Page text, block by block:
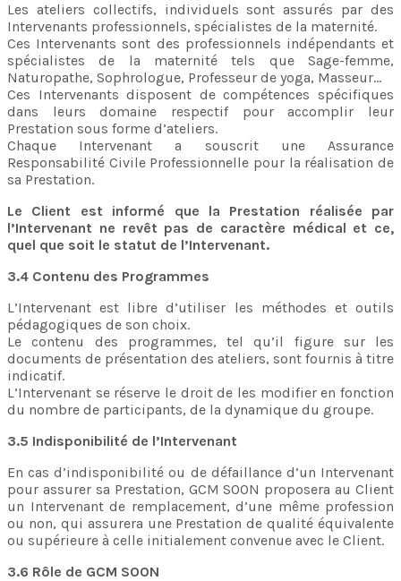
Les ateliers collectifs, individuels sont assurés par des
Intervenants professionnels, spécialistes de la maternité.
Ces Intervenants sont des professionnels indépendants et
spécialistes de la maternité tels que Sage-femme,
Naturopathe, Sophrologue, Professeur de yoga, Masseur…
Ces Intervenants disposent de compétences spécifiques
dans leurs domaine respectif pour accomplir leur
Prestation sous forme d’ateliers.
Chaque Intervenant a souscrit une Assurance
Responsabilité Civile Professionnelle pour la réalisation de
sa Prestation.
Le Client est informé que la Prestation réalisée par
l’Intervenant ne revêt pas de caractère médical et ce,
quel que soit le statut de l’Intervenant.
3.4 Contenu des Programmes
L’Intervenant est libre d’utiliser les méthodes et outils
pédagogiques de son choix.
Le contenu des programmes, tel qu’il figure sur les
documents de présentation des ateliers, sont fournis à titre
indicatif.
L’Intervenant se réserve le droit de les modifier en fonction
du nombre de participants, de la dynamique du groupe.
3.5 Indisponibilité de l’Intervenant
En cas d’indisponibilité ou de défaillance d’un Intervenant
pour assurer sa Prestation, GCM SOON proposera au Client
un Intervenant de remplacement, d’une même profession
ou non, qui assurera une Prestation de qualité équivalente
ou supérieure à celle initialement convenue avec le Client.
3.6 Rôle de GCM SOON